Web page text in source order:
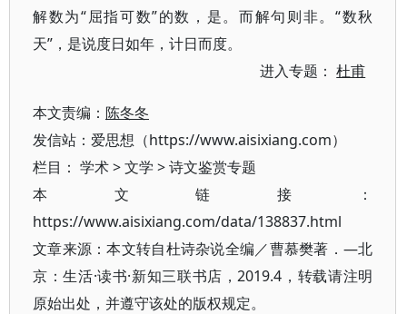
解数为“屈指可数”的数，是。而解句则非。“数秋
天”，是说度日如年，计日而度。
进入专题：杜甫
本文责编： 陈冬冬
发信站：爱思想（https://www.aisixiang.com）
栏目： 学术>文学 >诗文鉴赏专题
本文链接：
https://www.aisixiang.com/data/138837.html
文章来源：本文转自杜诗杂说全编／曹慕樊著．—北
京：生活·读书·新知三联书店，2019.4，转载请注明
原始出处，并遵守该处的版权规定。